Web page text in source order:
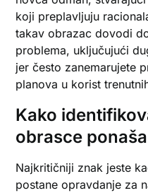
koji preplavljuju
takav obrazac dovodi
problema, uključujući
jer često zanemarujete
planova u korist
Kako
obrasce
Najkritičniji znak jeste
postane opravdanje za